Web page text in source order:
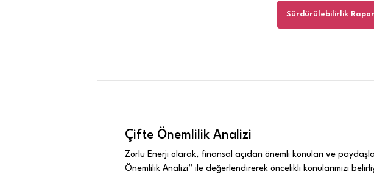
Sürdürülebilirlik
Çifte Önemlilik Analizi
Zorlu Enerji olarak, finansal açıdan önemli konuları ve
Önemlilik Analizi” ile değerlendirerek öncelikli konularımızı